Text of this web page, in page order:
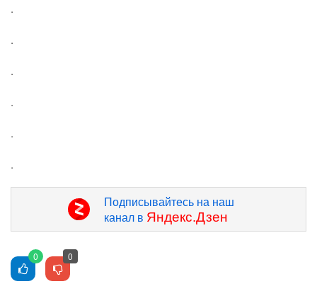
.
.
.
.
.
.
Подписывайтесь на наш
канал в Яндекс.Дзен
0 0